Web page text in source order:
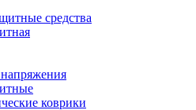
средства
коврики